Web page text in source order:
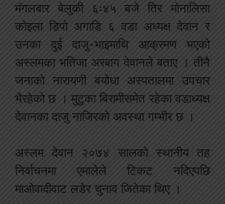
मंगलबार बेलुकी ६ः४५ बजे तिर मोनालिसा
कोइला डिपो अगाडि ६ वडा अध्यक्ष देवान र
उनका दुई दाजु-भाइमाथि आक्रमण भएको
अस्लमका भतिजा अरबाग देवानले बताए । तीनै
जनाको नारायणी बयोधा अस्पतालमा उपचार
भैरहेको छ । मुटुका बिरामीसमेत रहेका वडाध्यक्ष
देवानका दाजु नाजिरको अवस्था गम्भीर छ ।
अस्लम देवान २०७४ सालको स्थानीय तह
निर्वाचनमा एमालेले टिकट नदिएपछि
माओवादीवाट लडेर चुनाव जितेका थिए ।